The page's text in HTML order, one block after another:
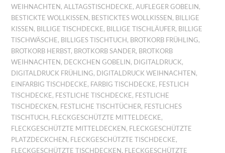
WEIHNACHTEN,ALLTAGSTISCHDECKE,AUFLEGER GOBELIN,
BESTICKTE WOLLKISSEN, BESTICKTES WOLLKISSEN, BILLIGE
KISSEN, BILLIGE TISCHDECKE, BILLIGE TISCHLÄUFER, BILLIGE
TISCHWÄSCHE, BILLIGES TISCHTUCH, BROTKORB FRÜHLING,
BROTKORB HERBST, BROTKORB SANDER, BROTKORB
WEIHNACHTEN, DECKCHEN GOBELIN, DIGITALDRUCK,
DIGITALDRUCK FRÜHLING, DIGITALDRUCK WEIHNACHTEN,
EINFARBIG TISCHDECKE, FARBIG TISCHDECKE, FESTLICH
TISCHDECKE, FESTLICHE TISCHDECKE, FESTLICHE
TISCHDECKEN, FESTLICHE TISCHTÜCHER, FESTLICHES
TISCHTUCH, FLECKGESCHÜTZTE MITTELDECKE,
FLECKGESCHÜTZTE MITTELDECKEN, FLECKGESCHÜTZTE
PLATZDECKCHEN, FLECKGESCHÜTZTE TISCHDECKE,
FLECKGESCHÜTZTE TISCHDECKEN, FLECKGESCHÜTZTE